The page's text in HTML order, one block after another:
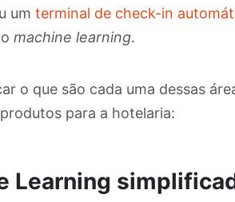
um terminal de check-in
machine learning.
o que são cada uma dessas
para a hotelaria:
Learning